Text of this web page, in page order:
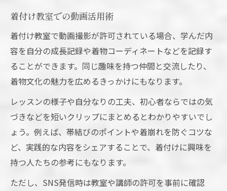
着付け教室での動画活用術
着付け教室で動画撮影が許可されている場合、学んだ内
容を自分の成長記録や着物コーディネートなどを記録す
ることができます。同じ趣味を持つ仲間と交流したり、
着物文化の魅力を広めるきっかけにもなります。
レッスンの様子や自分なりの工夫、初心者ならではの気
づきなどを短いクリップにまとめるとわかりやすいでし
ょう。例えば、帯結びのポイントや着崩れを防ぐコツな
ど、実践的な内容をシェアすることで、着付けに興味を
持つ人たちの参考にもなります。
ただし、SNS発信時は教室や講師の許可を事前に確認